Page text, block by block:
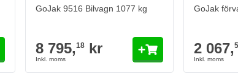
GoJak 9516 Bilvagn 1077 kg
8 795,18 kr
GoJak
2 067,